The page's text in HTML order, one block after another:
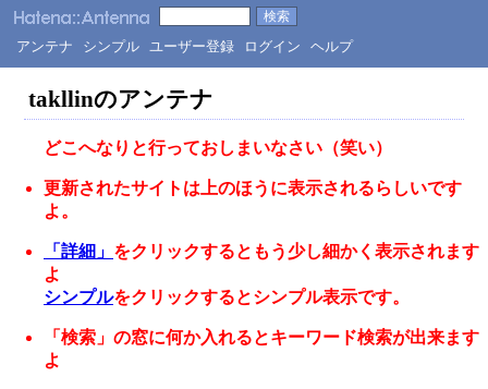
アンテナ シンプル ユーザー登録 ログイン ヘルプ
takllinのアンテナ
どこへなりと行っておしまいなさい（笑い）
更新されたサイトは上のほうに表示されるらしいです
よ。
「詳細」 をクリックするともう少し細かく表示されます
よ
シンプルをクリックするとシンプル表示です。
「検索」の窓に何か入れるとキーワード検索が出来ます
よ